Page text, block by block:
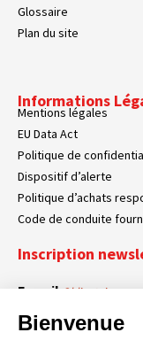
Glossaire
Plan du site
Informations
Mentions légales
EU Data Act
Politique de
Dispositif d’alerte
Politique d’achats
Code de conduite
Inscription
E-mailObligatoire
Bienvenue